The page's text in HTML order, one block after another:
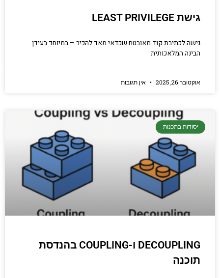
גישת LEAST PRIVILEGE
גישה לכתיבת קוד מאובטח שכדאי מאד להכיר – במיוחד בעידן
הבינה המלאכותית
אוקטובר 26, 2025 אין תגובות
יסודות בתכנות
DECOUPLING ו-COUPLING בהנדסת
תוכנה